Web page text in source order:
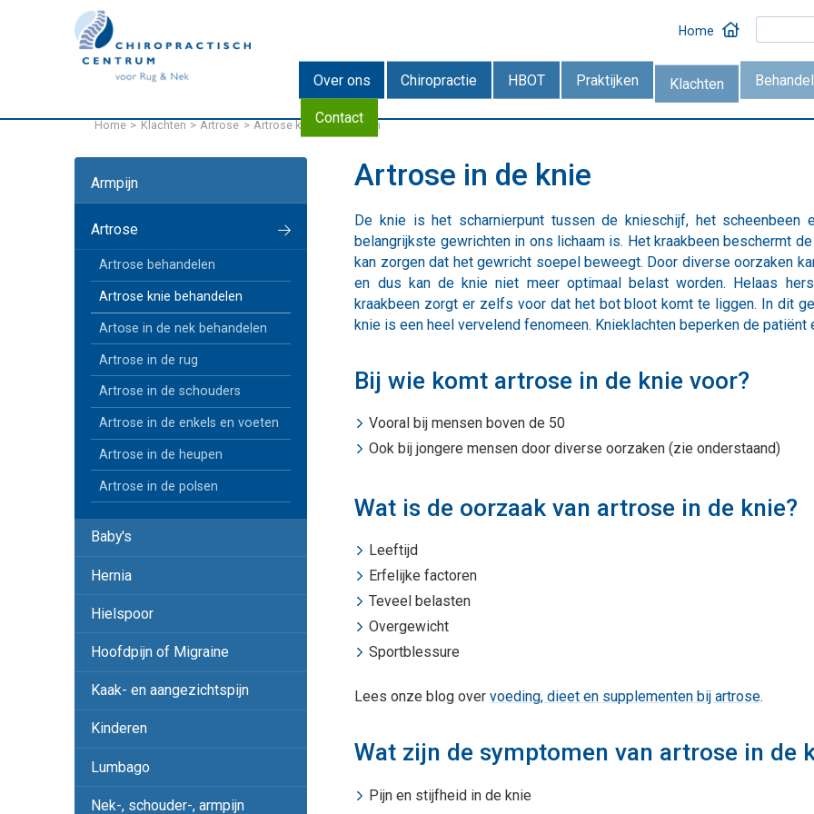
Home
Over ons Chiropractie HBOT Praktijken Klachten
Contact
Home Klachten Artrose Artrose knie behandelen
Armpijn
Artrose
Artrose behandelen
Artrose knie behandelen
Artose in de nek behandelen
Artrose in de rug
Artrose in de schouders
Artrose in de enkels en voeten
Artrose in de heupen
Artrose in de polsen
Baby's
Hernia
Hielspoor
Hoofdpijn of Migraine
Kaak- en aangezichtspijn
Kinderen
Lumbago
Nek-, schouder-, armpijn
Artrose in de knie
De knie is het scharnierpunt tussen de knieschijf, het
belangrijkste gewrichten in ons lichaam is. Het kraakbeen beschermt
kan zorgen dat het gewricht soepel beweegt. Door diverse oorzaken
en dus kan de knie niet meer optimaal belast worden. Helaas
kraakbeen zorgt er zelfs voor dat het bot bloot komt te liggen. In dit
knie is een heel vervelend fenomeen. Knieklachten beperken de patiënt
Bij wie komt artrose in de knie voor?
Vooral bij mensen boven de 50
Ook bij jongere mensen door diverse oorzaken (zie onderstaand)
Wat is de oorzaak van artrose in de knie?
Leeftijd
Erfelijke factoren
Teveel belasten
Overgewicht
Sportblessure
Lees onze blog overvoeding, dieet en supplementen bij artrose.
Wat zijn de symptomen van artrose in de
Pijn en stijfheid in de knie